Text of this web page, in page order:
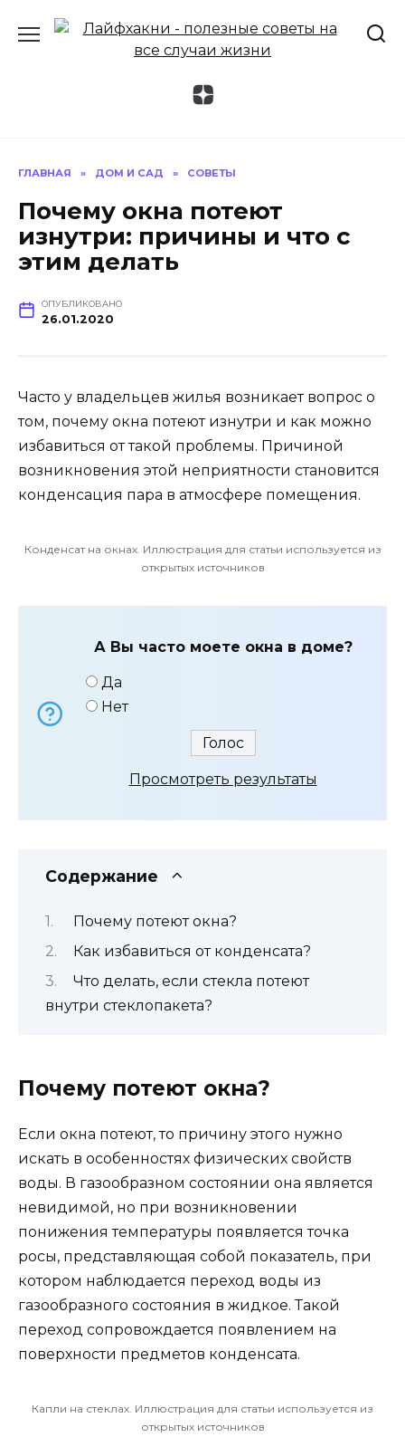
ГЛАВНАЯ » ДОМ И САД » СОВЕТЫ
Почему окна потеют
изнутри: причины и что с
этим делать
ОПУБЛИКОВАНО
26.01.2020
Часто у владельцев жилья возникает вопрос о
том, почему окна потеют изнутри и как можно
избавиться от такой проблемы. Причиной
возникновения этой неприятности становится
конденсация пара в атмосфере помещения.
Конденсат на окнах. Иллюстрация для статьи используется из
открытых источников
А Вы часто моете окна в доме?
Да
Нет
Просмотреть результаты
Содержание
Почему потеют окна?
Как избавиться от конденсата?
Что делать, если стекла потеют
внутри стеклопакета?
Почему потеют окна?
Если окна потеют, то причину этого нужно
искать в особенностях физических свойств
воды. В газообразном состоянии она является
невидимой, но при возникновении
понижения температуры появляется точка
росы, представляющая собой показатель, при
котором наблюдается переход воды из
газообразного состояния в жидкое. Такой
переход сопровождается появлением на
поверхности предметов конденсата.
Капли на стеклах. Иллюстрация для статьи используется из
открытых источников